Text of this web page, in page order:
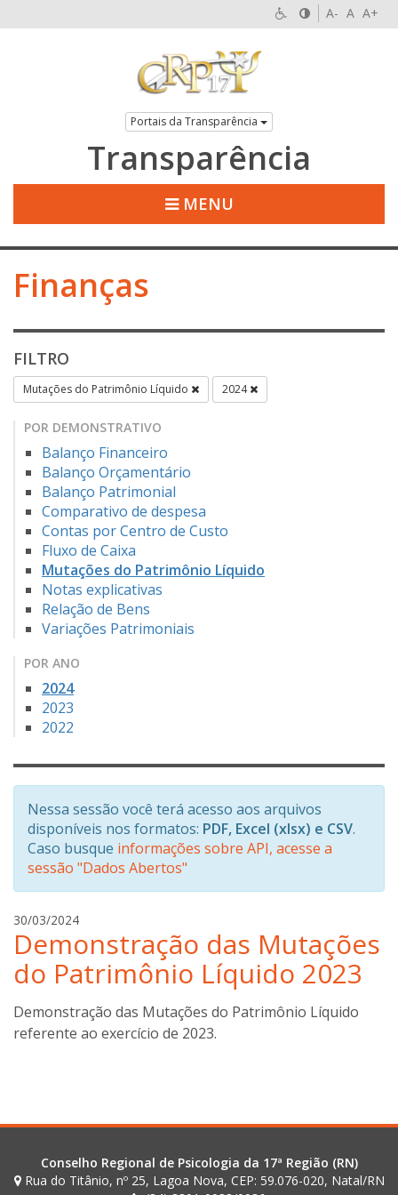
A- A A+
Portais da Transparência
Transparência
MENU
Finanças
FILTRO
Mutações do Patrimônio Líquido 2024
POR DEMONSTRATIVO
Balanço Financeiro
Balanço Orçamentário
Balanço Patrimonial
Comparativo de despesa
Contas por Centro de Custo
Fluxo de Caixa
Mutações do Patrimônio Líquido
Notas explicativas
Relação de Bens
Variações Patrimoniais
POR ANO
2024
2023
2022
Nessa sessão você terá acesso aos arquivos
disponíveis nos formatos: PDF, Excel (xlsx) e CSV.
Caso busque informações sobre API, acesse a
sessão "Dados Abertos"
30/03/2024g
i
l
d
o
n
a
Demonstração das Mutações
do Patrimônio Líquido 2023
Demonstração das Mutações do Patrimônio Líquido
referente ao exercício de 2023.
Conselho Regional de Psicologia da 17ª Região (RN)
Rua do Titânio, nº 25, Lagoa Nova, CEP: 59.076-020, Natal/RN